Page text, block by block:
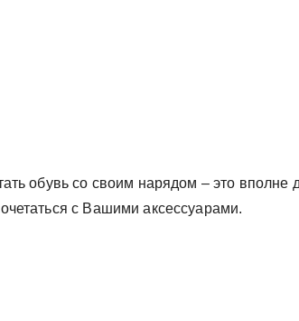
обувь со своим нарядом – это вполне
с Вашими аксессуарами.